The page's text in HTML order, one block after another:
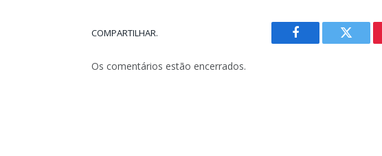
COMPARTILHAR.
Facebook Twitter
Os comentários estão encerrados.